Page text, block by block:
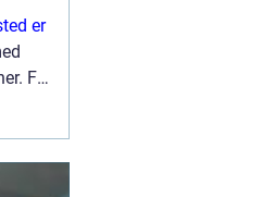
er
For